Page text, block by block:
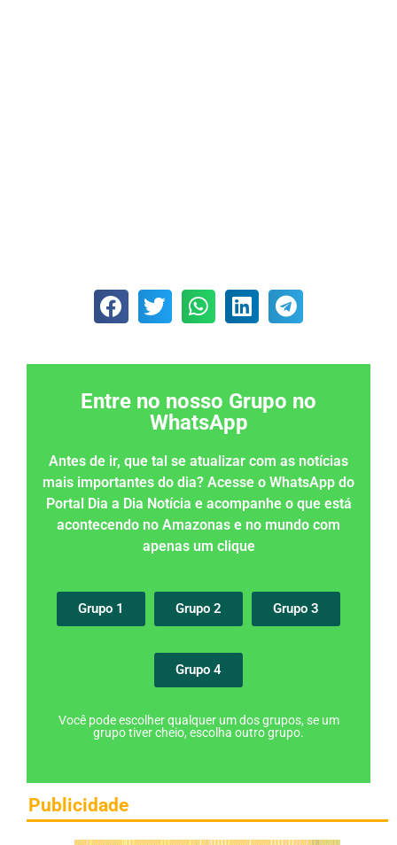
Entre no nosso Grupo no
WhatsApp
Antes de ir, que tal se atualizar com as notícias
mais importantes do dia? Acesse o WhatsApp do
Portal Dia a Dia Notícia e acompanhe o que está
acontecendo no Amazonas e no mundo com
apenas um clique
Grupo 1 Grupo 2 Grupo 3
Grupo 4
Você pode escolher qualquer um dos grupos, se um
grupo tiver cheio, escolha outro grupo.
Publicidade